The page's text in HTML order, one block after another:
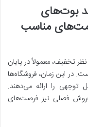
بوت‌های
مناسب
تخفیف، معمولاً در پایان
در این زمان، فروشگاه‌ها
را ارائه می‌دهند.
فصلی نیز فرصت‌های